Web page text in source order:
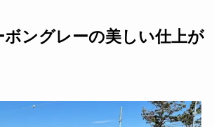
ボングレーの美しい仕上が